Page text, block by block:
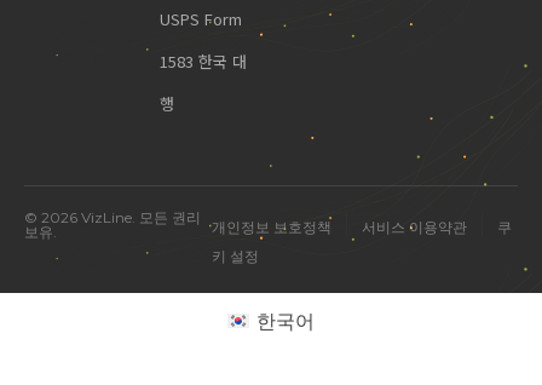
USPS Form
1583 한국 대
행
© 2026 VizLine. 모든 권리
보유.
개인정보 보호정책 서비스 이용약관
쿠
키 설정
한국어